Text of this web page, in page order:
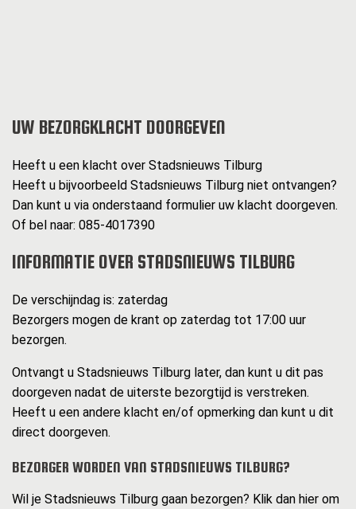
UW BEZORGKLACHT DOORGEVEN
Heeft u een klacht over Stadsnieuws Tilburg
Heeft u bijvoorbeeld Stadsnieuws Tilburg niet ontvangen?
Dan kunt u via onderstaand formulier uw klacht doorgeven.
Of bel naar: 085-4017390
INFORMATIE OVER STADSNIEUWS TILBURG
De verschijndag is: zaterdag
Bezorgers mogen de krant op zaterdag tot 17:00 uur
bezorgen.
Ontvangt u Stadsnieuws Tilburg later, dan kunt u dit pas
doorgeven nadat de uiterste bezorgtijd is verstreken.
Heeft u een andere klacht en/of opmerking dan kunt u dit
direct doorgeven.
BEZORGER WORDEN VAN STADSNIEUWS TILBURG?
Wil je Stadsnieuws Tilburg gaan bezorgen? Klik dan hier om